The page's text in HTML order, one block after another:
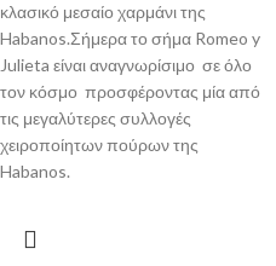
κλασικό μεσαίο χαρμάνι της
Habanos.Σήμερα το σήμα Romeo y
Julieta είναι αναγνωρίσιμο σε όλο
τον κόσμο προσφέροντας μία από
τις μεγαλύτερες συλλογές
χειροποίητων πούρων της
Habanos.